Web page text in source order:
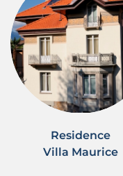
Residence
Villa Maurice